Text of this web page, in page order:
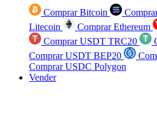
Comprar Bitcoin
Litecoin
Comprar Ethereum
Comprar USDT TRC20
Comprar USDT BEP20
Comprar USDC Polygon
Vender